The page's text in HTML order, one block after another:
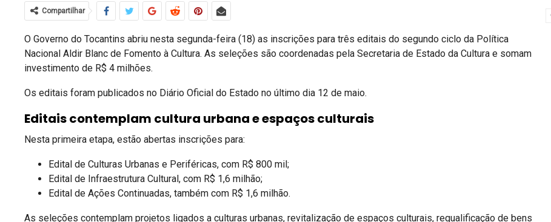
Compartilhar
O Governo do Tocantins abriu nesta segunda-feira (18) as inscrições para três editais do segundo ciclo da Política
Nacional Aldir Blanc de Fomento à Cultura. As seleções são coordenadas pela Secretaria de Estado da Cultura e somam
investimento de R$ 4 milhões.
Os editais foram publicados no Diário Oficial do Estado no último dia 12 de maio.
Editais contemplam cultura urbana e espaços culturais
Nesta primeira etapa, estão abertas inscrições para:
Edital de Culturas Urbanas e Periféricas, com R$ 800 mil;
Edital de Infraestrutura Cultural, com R$ 1,6 milhão;
Edital de Ações Continuadas, também com R$ 1,6 milhão.
As seleções contemplam projetos ligados a culturas urbanas, revitalização de espaços culturais, requalificação de bens